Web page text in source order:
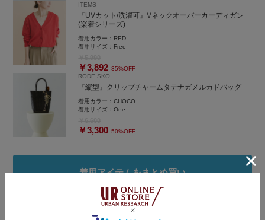
ITEMS
『UVカット/洗濯可』Vネックオーバーカーディガン
(楽着シリーズ)
着用カラー： RED
着用サイズ： Free
￥3,892 35%OFF
RODE SKO
『縦型』クリップチャームタテナガメルカドバッグ
着用カラー：CHOCO
着用サイズ：One
￥3,300 50%OFF
着用アイテムをまとめ買い